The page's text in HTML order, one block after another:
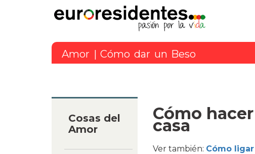
Amor | Cómo dar un Beso
Cómo
casa
Ver también: Cómo ligar
Cosas del
Amor